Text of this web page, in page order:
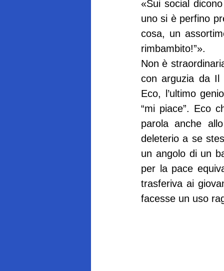
«Sui social
uno si è perfino
cosa, un
rimbambito!”».
Non è
con arguzia da Il
Eco, l’ultimo
“mi piace”. Eco
parola anche
deleterio a se
un angolo di un
per la pace
trasferiva ai
facesse un uso